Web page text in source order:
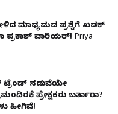
ಮಾಧ್ಯಮದ ಪ್ರಶ್ನೆಗೆ ಖಡಕ್
ಪ್ರಕಾಶ್ ವಾರಿಯರ್! Priya
ಟ್ರೆಂಡ್ ನಡುವೆಯೇ
ಪ್ರೇಕ್ಷಕರು ಬರ್ತಾರಾ?
ಹೀಗಿವೆ!